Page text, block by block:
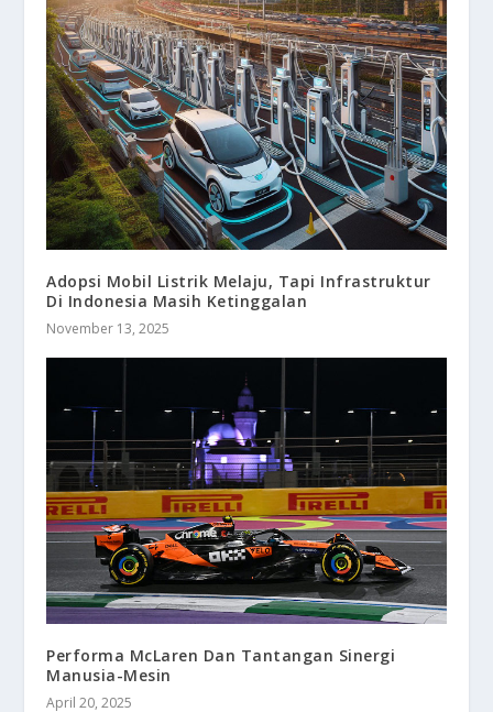
Adopsi Mobil Listrik Melaju, Tapi Infrastruktur
Di Indonesia Masih Ketinggalan
November 13, 2025
Performa McLaren Dan Tantangan Sinergi
Manusia-Mesin
April 20, 2025